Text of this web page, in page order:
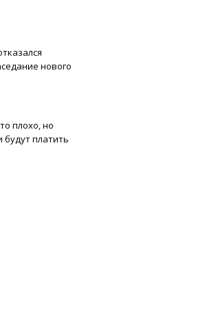
нового
плохо, но
будут платить